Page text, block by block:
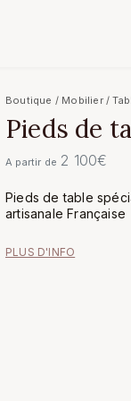
Boutique / Mobilier/
Pieds de
A partir de 2 100€
Pieds de table
artisanale Française
PLUS D'INFO